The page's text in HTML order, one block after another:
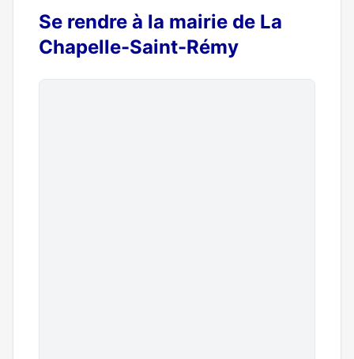
Se rendre à la mairie de La
Chapelle-Saint-Rémy